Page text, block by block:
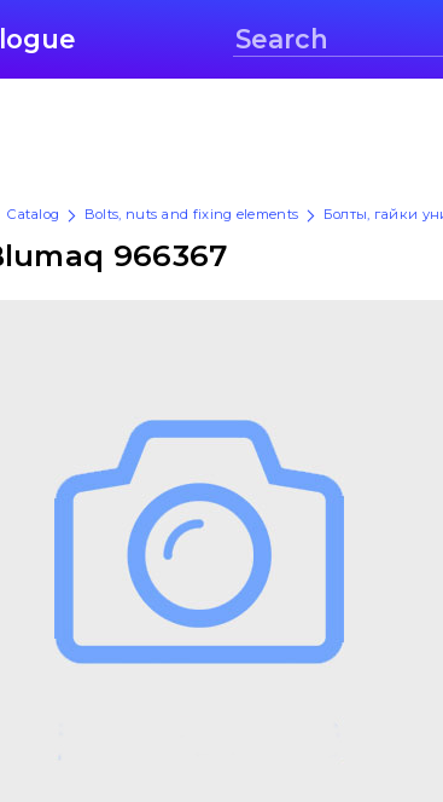
Catalog Bolts, nuts and fixing elements Болты, гайки
966367